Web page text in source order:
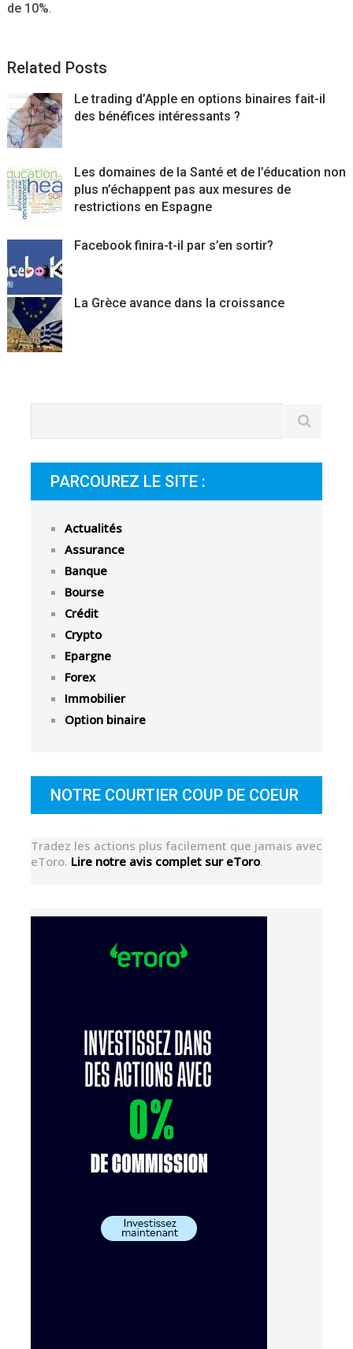
de 10%.
Related Posts
Le trading d’Apple en options binaires fait-il
des bénéfices intéressants ?
Les domaines de la Santé et de l’éducation non
plus n’échappent pas aux mesures de
restrictions en Espagne
Facebook finira-t-il par s’en sortir?
La Grèce avance dans la croissance
PARCOUREZ LE SITE :
Actualités
Assurance
Banque
Bourse
Crédit
Crypto
Epargne
Forex
Immobilier
Option binaire
NOTRE COURTIER COUP DE COEUR
Tradez les actions plus facilement que jamais avec
eToro. Lire notre avis complet sur eToro.